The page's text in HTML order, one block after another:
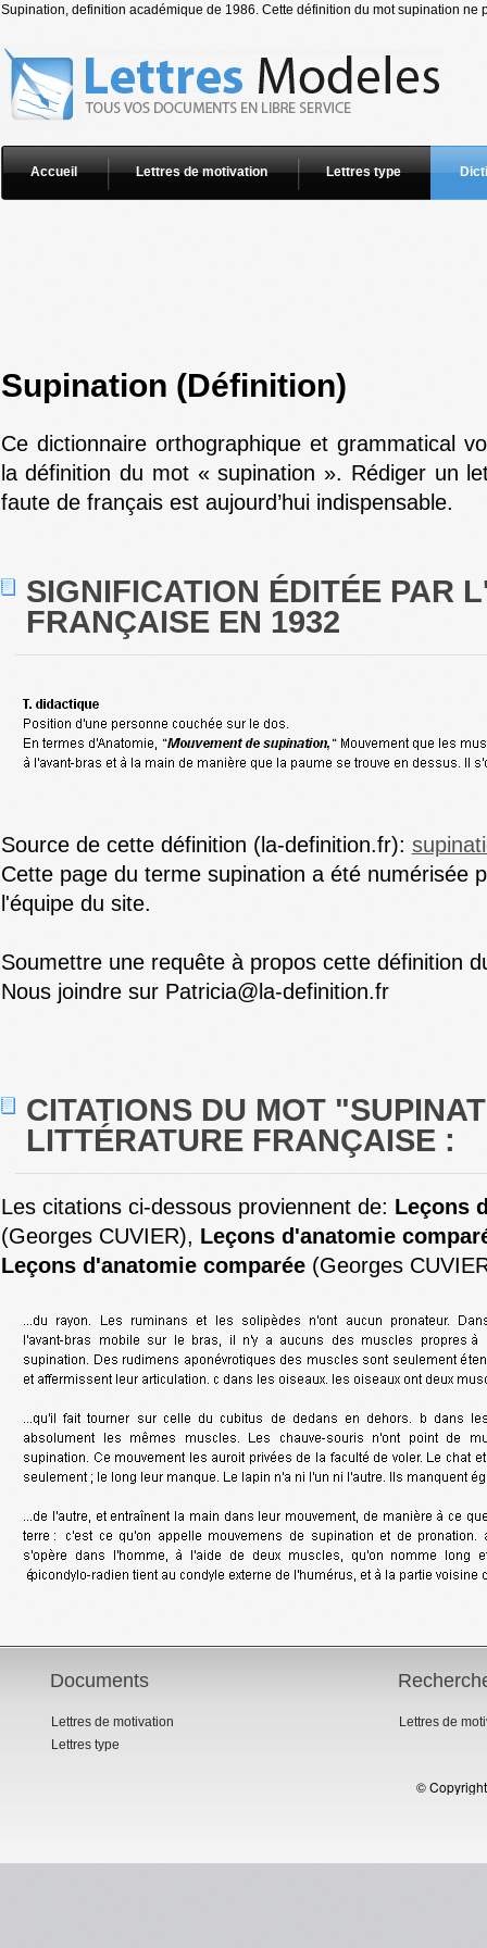
Supination, definition académique de 1986. Cette définition du mot supination ne
Accueil Lettres de motivation Lettres type
Supination (Définition)
Ce dictionnaire orthographique et grammatical
la définition du mot « supination ». Rédiger un
faute de français est aujourd’hui indispensable.
SIGNIFICATION ÉDITÉE PAR
FRANÇAISE EN 1932
Source de cette définition (la-definition.fr):
Cette page du terme supination a été numérisée
l'équipe du site.
Soumettre une requête à propos cette définition
Nous joindre sur Patricia@la-definition.fr
CITATIONS DU MOT
LITTÉRATURE FRANÇAISE :
Les citations ci-dessous proviennent de: Leçons
(Georges CUVIER), Leçons d'anatomie
Leçons d'anatomie comparée(Georges
Documents
Lettres de motivation
Lettres type
Lettres de
©